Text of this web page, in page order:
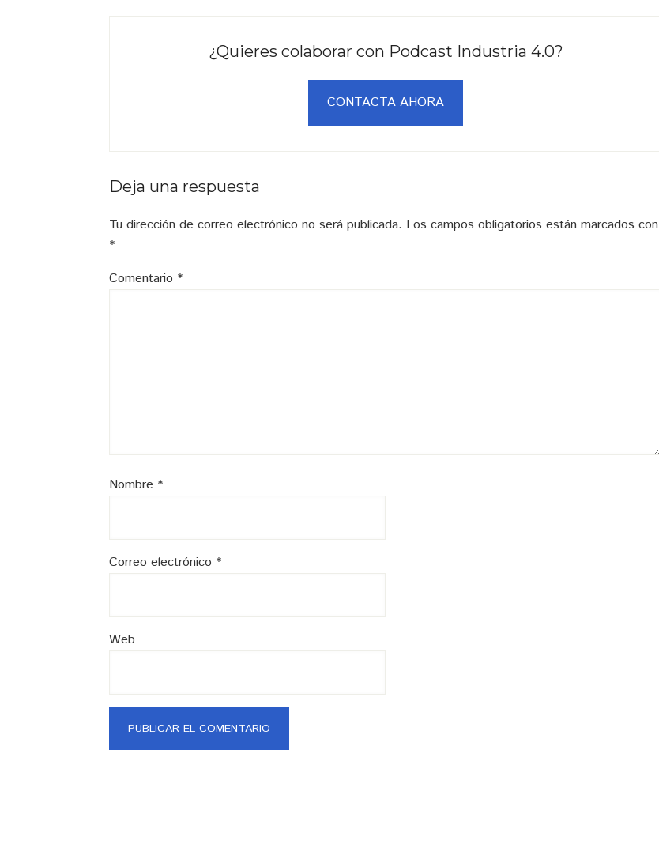
¿Quieres colaborar con Podcast Industria 4.0?
CONTACTA AHORA
Interacciones
los
Deja una respuesta
Tu dirección de correo electrónico no será publicada. Los campos obligatorios están marcados con
*
Comentario *
Nombre *
Correo electrónico *
Web